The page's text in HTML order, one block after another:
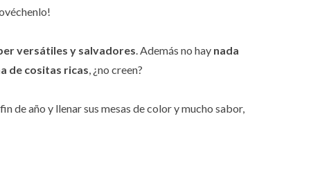
versátiles y salvadores. Además no hay nada
de cositas ricas, ¿no creen?
de año y llenar sus mesas de color y mucho sabor,